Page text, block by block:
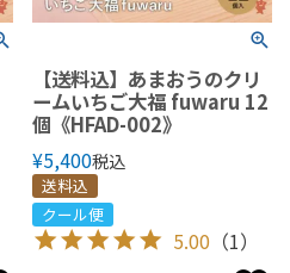
【送料込】あまおうのクリ
ームいちご大福 fuwaru 12
個《HFAD-002》
¥5,400税込
送料込
クール便
5.00 （1）